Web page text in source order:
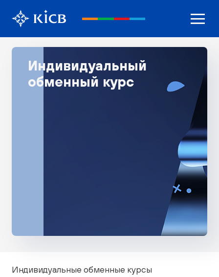
Индивидуальный
обменный курс
Индивидуальные обменные курсы